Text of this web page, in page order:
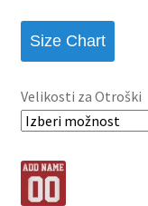
Size Chart
Velikosti za Otroški